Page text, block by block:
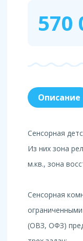
570
Описание
Сенсорная
Из них зона
м.кв., зона
Сенсорная
(ОВЗ, ОФЗ)